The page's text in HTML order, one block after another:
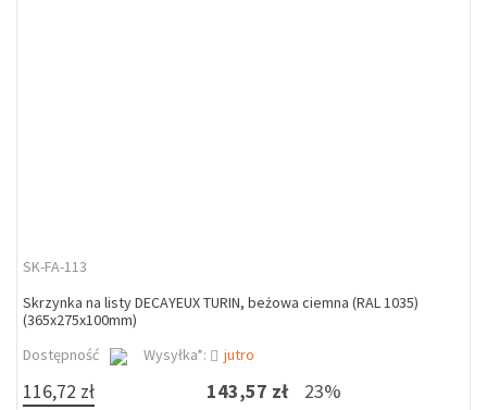
SK-FA-113
Skrzynka na listy DECAYEUX TURIN, beżowa ciemna (RAL 1035)
(365x275x100mm)
Dostępność
Wysyłka*: jutro
116,72 zł 143,57 zł 23%